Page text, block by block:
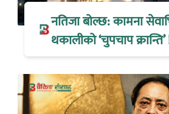
नतिजा बोल्छ: कामना
थकालीको ‘चुपचाप क्रान्ति’